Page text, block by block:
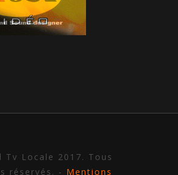
Tv Locale 2017. Tous
réservés. - Mentions